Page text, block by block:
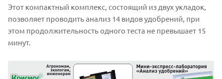
Этот компактный комплекс, состоящий из двух укладок,
позволяет проводить анализ 14 видов удобрений, при
этом продолжительность одного теста не превышает 15
минут.